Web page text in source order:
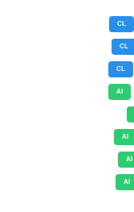
CL
CL
CL
AI
AI
AI
AI